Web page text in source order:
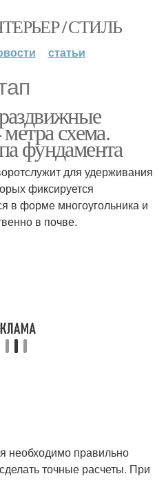
/ СТИЛЬ
статьи
схема.
фундамента
для удерживания
фиксируется
в форме многоугольника и
в почве.
необходимо правильно
точные расчеты. При